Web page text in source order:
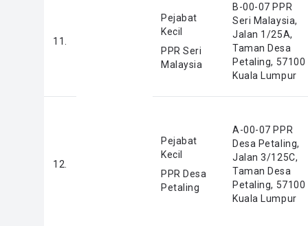
11.
Pejabat
Kecil
PPR Seri
Malaysia
B-00-07 PPR
Seri Malaysia,
Jalan 1/25A,
Taman Desa
Petaling, 57100
Kuala Lumpur
12.
Pejabat
Kecil
PPR Desa
Petaling
A-00-07 PPR
Desa Petaling,
Jalan 3/125C,
Taman Desa
Petaling, 57100
Kuala Lumpur